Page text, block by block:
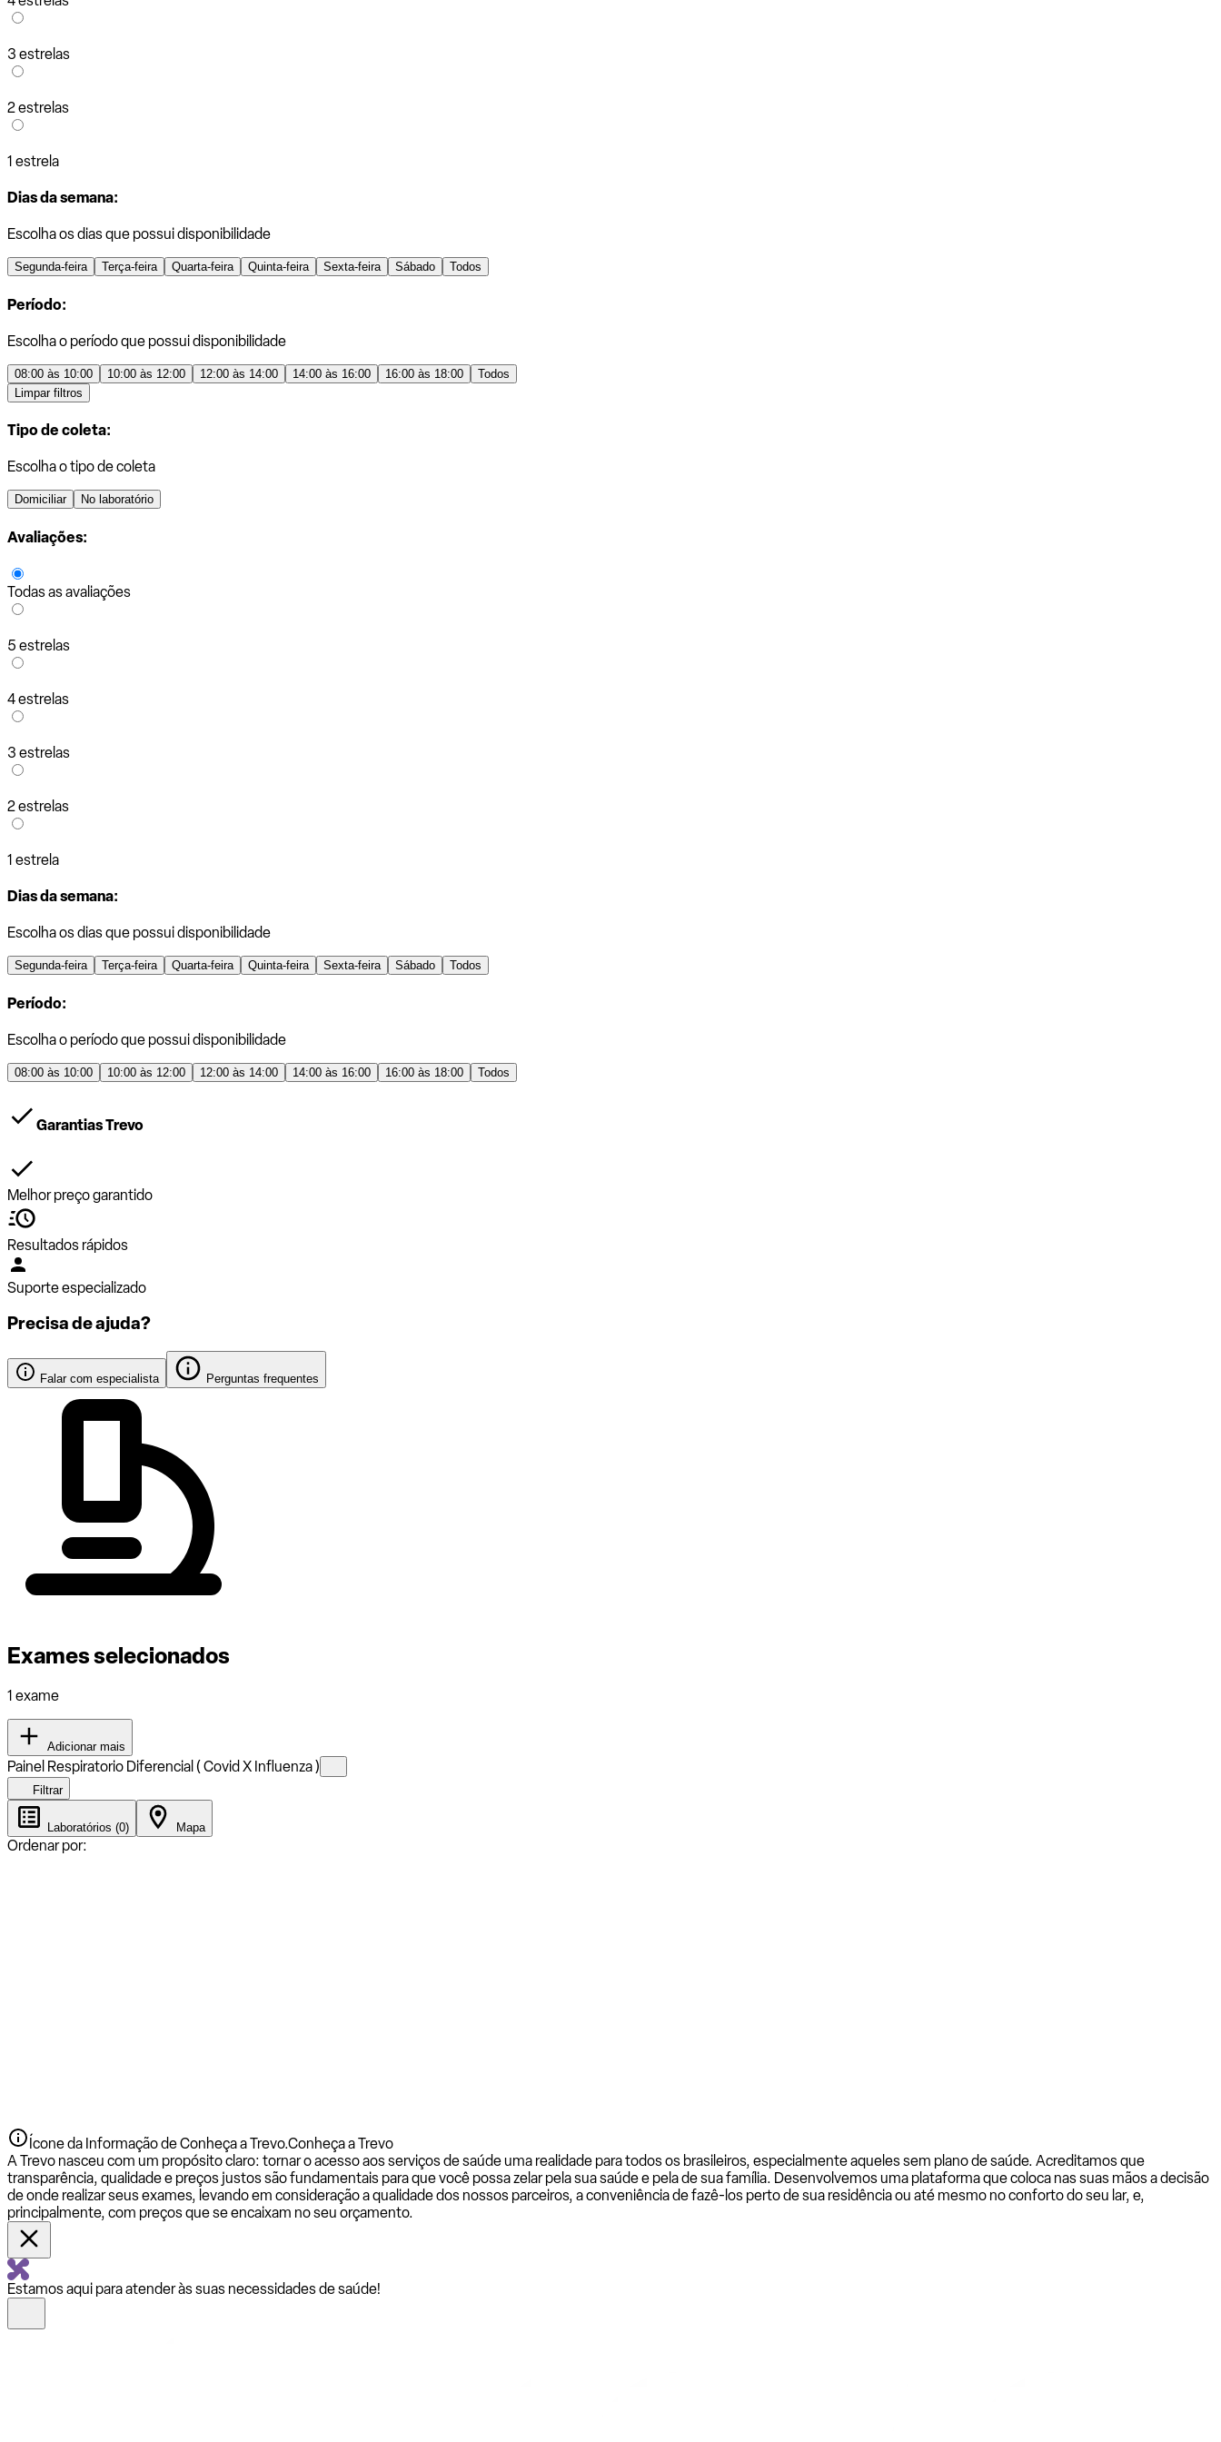
3 estrelas
2 estrelas
1 estrela
Dias da semana:
Escolha os dias que possui disponibilidade
Segunda-feira Terça-feira Quarta-feira Quinta-feira Sexta-feira Sábado Todos
Período:
Escolha o período que possui disponibilidade
08:00 às 10:00 10:00 às 12:00 12:00 às 14:00 14:00 às 16:00 16:00 às 18:00
Todos
Limpar filtros
Tipo de coleta:
Escolha o tipo de coleta
Domiciliar No laboratório
Avaliações:
Todas as avaliações
5 estrelas
4 estrelas
3 estrelas
2 estrelas
1 estrela
Dias da semana:
Escolha os dias que possui disponibilidade
Segunda-feira Terça-feira Quarta-feira Quinta-feira Sexta-feira Sábado Todos
Período:
Escolha o período que possui disponibilidade
08:00 às 10:00 10:00 às 12:00 12:00 às 14:00 14:00 às 16:00 16:00 às 18:00 Todos
Garantias Trevo
Melhor preço garantido
Resultados rápidos
Suporte especializado
Precisa de ajuda?
Falar com especialista Perguntas frequentes
Exames selecionados
1 exame
Adicionar mais
Painel Respiratorio Diferencial ( Covid X Influenza )
Filtrar
Laboratórios (0) Mapa
Ordenar por:
Ícone da Informação de Conheça a Trevo.Conheça a Trevo
A Trevo nasceu com um propósito claro: tornar o acesso aos serviços de saúde uma realidade para todos os brasileiros, especialmente aqueles sem plano de saúde. Acreditamos que
transparência, qualidade e preços justos são fundamentais para que você possa zelar pela sua saúde e pela de sua família. Desenvolvemos uma plataforma que coloca nas suas mãos a decisão
de onde realizar seus exames, levando em consideração a qualidade dos nossos parceiros, a conveniência de fazê-los perto de sua residência ou até mesmo no conforto do seu lar, e,
principalmente, com preços que se encaixam no seu orçamento.
Estamos aqui para atender às suas necessidades de saúde!